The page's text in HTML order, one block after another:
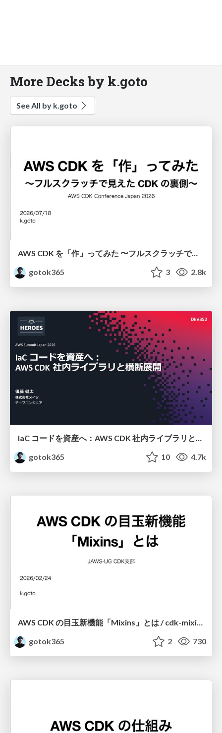
More Decks by k.goto
See All by k.goto
AWS CDK を「作」ってみた 〜フルスクラッチで見えた CDK の裏側〜 / aws-cdk-from-scratch
gotok365
3 2.8k
gotok365
10 4.7k
AWS CDK の目玉新機能「Mixins」とは / cdk-mixins
gotok365
2 730